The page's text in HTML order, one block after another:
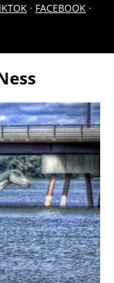
· FACEBOOK ·